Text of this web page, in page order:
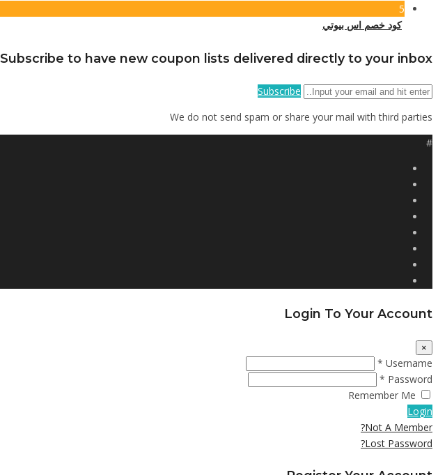
5
كود خصم اس بيوتي
Subscribe to have new coupon lists delivered directly to your inbox
Subscribe
We do not send spam or share your mail with third parties
#
Login To Your Account
×
Username *
Password *
Remember Me
Login
Not A Member?
Lost Password?